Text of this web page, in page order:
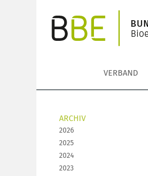
VERBAND
ARCHIV
2026
2025
2024
2023